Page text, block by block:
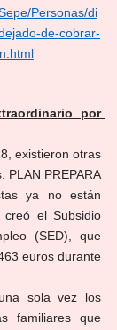
Personas/di
de-cobrar-
por
existieron otras
PLAN PREPARA
ya no están
el Subsidio
(SED), que
euros durante
sola vez los
familiares que